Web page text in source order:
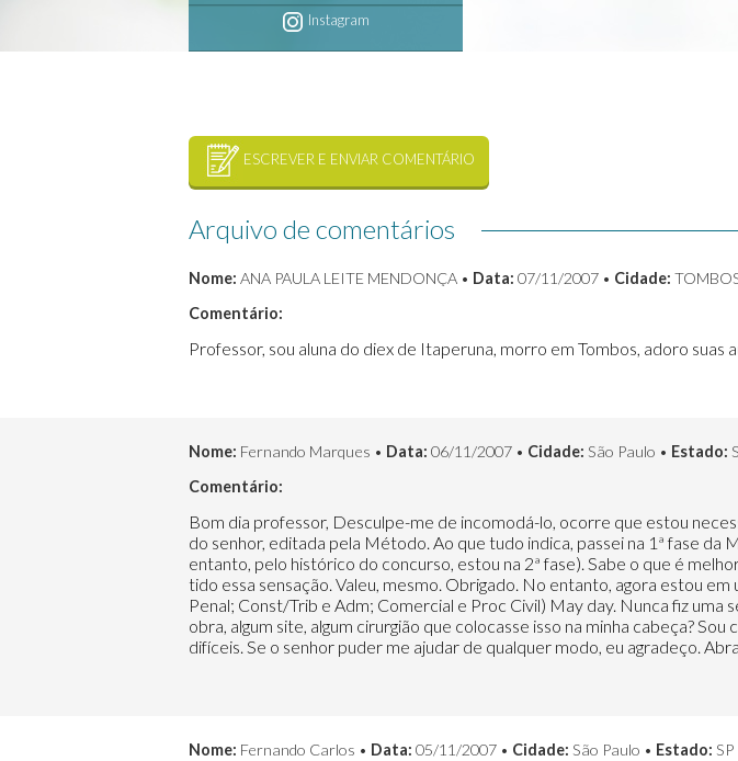
Instagram
ESCREVER E ENVIAR COMENTÁRIO
Arquivo de comentários
Nome: ANA PAULA LEITE MENDONÇA • Data: 07/11/2007 • Cidade:
Comentário:
Professor, sou aluna do diex de Itaperuna, morro em Tombos, adoro suas
Nome: Fernando Marques • Data: 06/11/2007 • Cidade: São Paulo • Estado:
Comentário:
Bom dia professor, Desculpe-me de incomodá-lo, ocorre que estou
do senhor, editada pela Método. Ao que tudo indica, passei na 1ª fase
entanto, pelo histórico do concurso, estou na 2ª fase). Sabe o que é
tido essa sensação. Valeu, mesmo. Obrigado. No entanto, agora estou
Penal; Const/Trib e Adm; Comercial e Proc Civil) May day. Nunca fiz
obra, algum site, algum cirurgião que colocasse isso na minha cabeça?
difíceis. Se o senhor puder me ajudar de qualquer modo, eu agradeço.
Nome: Fernando Carlos • Data: 05/11/2007 • Cidade: São Paulo • Estado: SP